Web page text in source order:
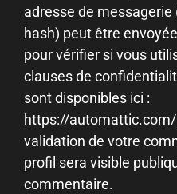
adresse de
hash) peut être
pour vérifier si vous
clauses de
sont disponibles ici :
https://
validation de votre
profil sera visible
commentaire.